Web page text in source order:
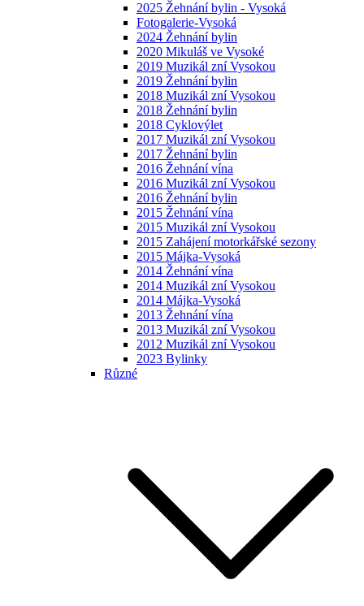
2025 Žehnání bylin - Vysoká
Fotogalerie-Vysoká
2024 Žehnání bylin
2020 Mikuláš ve Vysoké
2019 Muzikál zní Vysokou
2019 Žehnání bylin
2018 Muzikál zní Vysokou
2018 Žehnání bylin
2018 Cyklovýlet
2017 Muzikál zní Vysokou
2017 Žehnání bylin
2016 Žehnání vína
2016 Muzikál zní Vysokou
2016 Žehnání bylin
2015 Žehnání vína
2015 Muzikál zní Vysokou
2015 Zahájení motorkářské sezony
2015 Májka-Vysoká
2014 Žehnání vína
2014 Muzikál zní Vysokou
2014 Májka-Vysoká
2013 Žehnání vína
2013 Muzikál zní Vysokou
2012 Muzikál zní Vysokou
2023 Bylinky
Různé